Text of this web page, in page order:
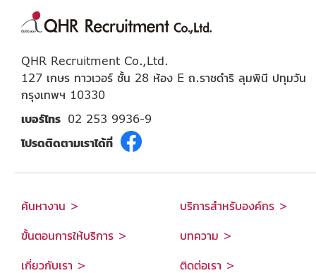
QHR Recruitment Co.,Ltd.
127 เกษร ทาวเวอร์ ชั้น 28 ห้อง E ถ.ราชดำริ ลุมพินี ปทุมวัน
กรุงเทพฯ 10330
เบอร์โทร 02 253 9936-9
โปรดติดตามเราได้ที่
ค้นหางาน > บริการสำหรับองค์กร >
ขั้นตอนการให้บริการ > บทความ >
เกี่ยวกับเรา > ติดต่อเรา >